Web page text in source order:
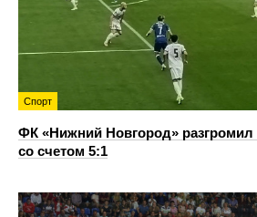
Спорт
ФК «Нижний Новгород»
со счетом 5:1